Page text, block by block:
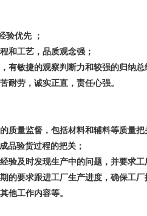
验优先 ；
和工艺，品质观念强；
有敏捷的观察判断力和较强的归纳总
耐劳，诚实正直，责任心强。
质量监督，包括材料和辅料等质量
品验货过程的把关；
验及时发现生产中的问题，并要求工
的要求跟进工厂生产进度，确保工厂
他工作内容等。